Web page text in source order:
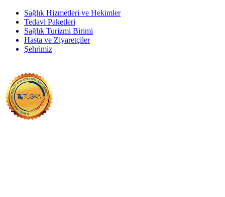
Sağlık Hizmetleri ve Hekimler
Tedavi Paketleri
Sağlık Turizmi Birimi
Hasta ve Ziyaretçiler
Şehrimiz